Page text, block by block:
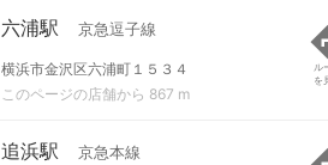
六浦駅 京急逗子線
横浜市金沢区六浦町１５３４
このページの店舗から 867 m
ル
を
追浜駅 京急本線